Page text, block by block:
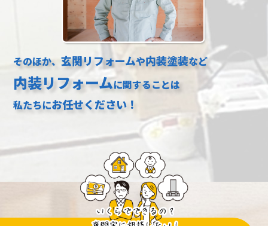
そのほか、玄関リフォームや内装塗装など
内装リフォームに関することは
私たちにお任せください！